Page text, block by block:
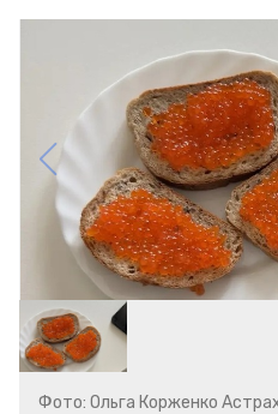
Фото: Ольга Корженко